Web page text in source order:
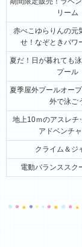
リーム
赤べこゆらりんの元
せ！なぞときパワ
夏だ！日が暮れても
プール
夏季屋外プールオー
外で泳ご
地上10ｍのアスレチ
アドベンチャ
クライム＆ジ
電動バランススク